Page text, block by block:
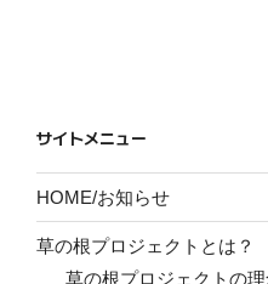
サイトメニュー
HOME/お知らせ
草の根プロジェクトとは？
草の根プロジェクトの理